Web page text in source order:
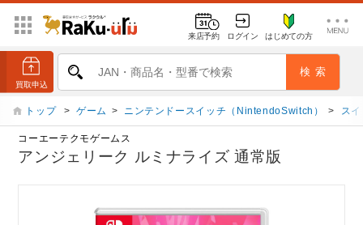
来店予約 ログイン はじめての方
トップ > ゲーム > ニンテンドースイッチ（NintendoSwitch） > ス
コーエーテクモゲームス
アンジェリーク ルミナライズ 通常版